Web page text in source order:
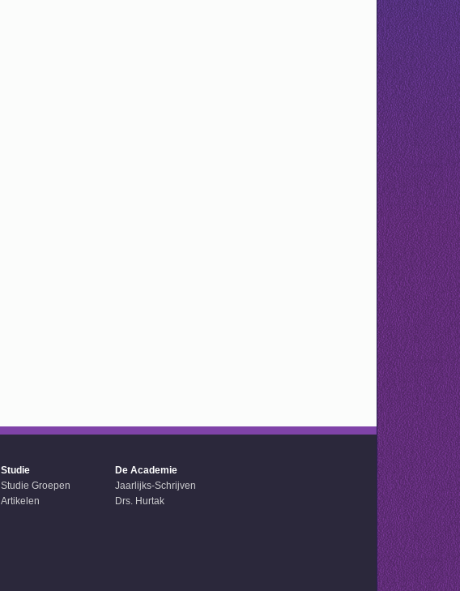
Studie
Studie Groepen
Artikelen
De Academie
Jaarlijks-Schrijven
Drs. Hurtak